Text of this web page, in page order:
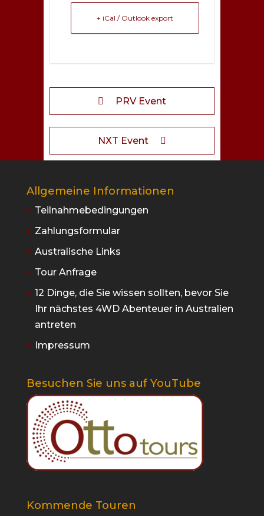
+ iCal / Outlook export
PRV Event
NXT Event
Allgemeine Informationen
Teilnahmebedingungen
Zahlungsformular
Australische Links
Tour Anfrage
12 Dinge, die Sie wissen sollten, bevor Sie
Ihr nächstes 4WD Abenteuer in Australien
antreten
Impressum
Besuchen Sie uns auf YouTube
Kommende Touren